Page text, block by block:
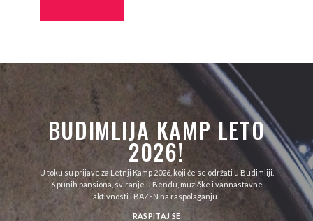
BUDIMLIJA KAMP LETO
2026!
U toku su prijave za Letnji Kamp 2026, koji će se održati u Budimliji.
6 punih pansiona, sviranje u Bendu, muzičke i vannastavne
aktivnosti i BAZEN na raspolaganju.
RASPITAJ SE